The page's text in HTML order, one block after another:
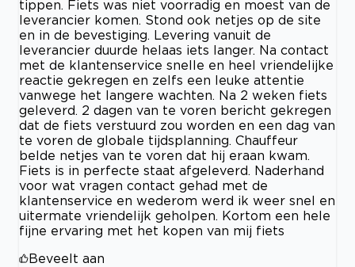
tippen. Fiets was niet voorradig en moest van de
leverancier komen. Stond ook netjes op de site
en in de bevestiging. Levering vanuit de
leverancier duurde helaas iets langer. Na contact
met de klantenservice snelle en heel vriendelijke
reactie gekregen en zelfs een leuke attentie
vanwege het langere wachten. Na 2 weken fiets
geleverd. 2 dagen van te voren bericht gekregen
dat de fiets verstuurd zou worden en een dag van
te voren de globale tijdsplanning. Chauffeur
belde netjes van te voren dat hij eraan kwam.
Fiets is in perfecte staat afgeleverd. Naderhand
voor wat vragen contact gehad met de
klantenservice en wederom werd ik weer snel en
uitermate vriendelijk geholpen. Kortom een hele
fijne ervaring met het kopen van mij fiets
Beveelt aan